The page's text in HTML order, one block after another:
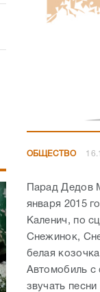
ОБЩЕСТВО
Парад Дедов
января 2015
Каленич, по
Снежинок,
белая
Автомобиль с
звучать